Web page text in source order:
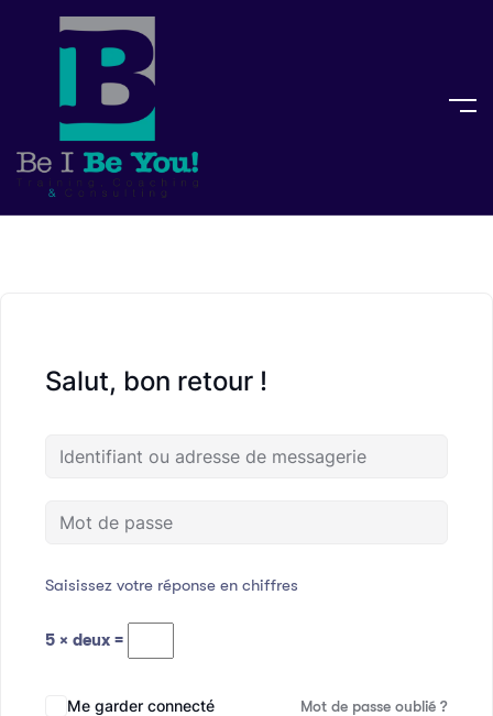
Salut, bon retour !
Saisissez votre réponse en chiffres
5 × deux =
Me garder connecté Mot de passe oublié ?